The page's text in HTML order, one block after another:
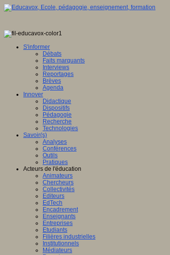
S'informer
Débats
Faits marquants
Interviews
Reportages
Brèves
Agenda
Innover
Didactique
Dispositifs
Pédagogie
Recherche
Technologies
Savoir(s)
Analyses
Conférences
Outils
Pratiques
Acteurs de l'éducation
Animateurs
Chercheurs
Collectivités
Editeurs
EdTech
Encadrement
Enseignants
Entreprises
Etudiants
Filières industrielles
Institutionnels
Médiateurs